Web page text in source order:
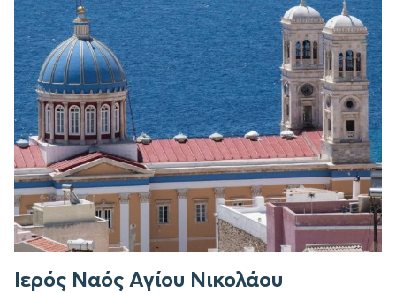
Ιερός Ναός Αγίου Νικολάου